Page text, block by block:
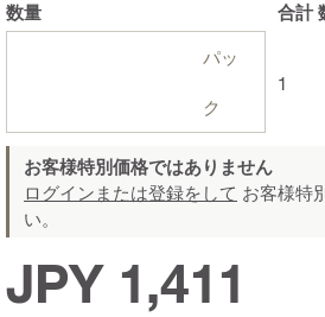
数量
パッ
ク
合計
1
お客様特別価格ではありません
ログインまたは登録をして お客様特
い。
JPY 1,411